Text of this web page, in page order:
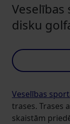
disku
Veselības
trases. Trases
skaistām